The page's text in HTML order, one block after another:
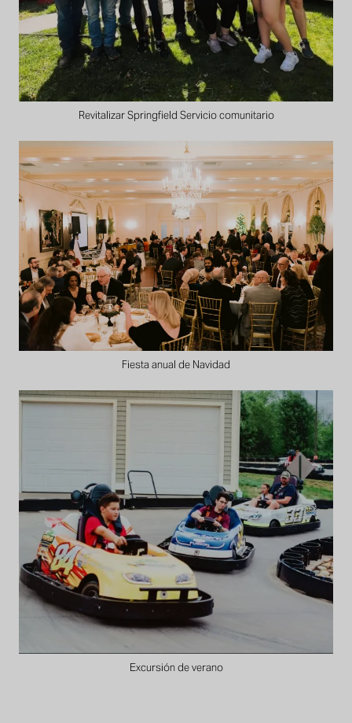
Revitalizar Springfield Servicio comunitario
Fiesta anual de Navidad
Excursión de verano